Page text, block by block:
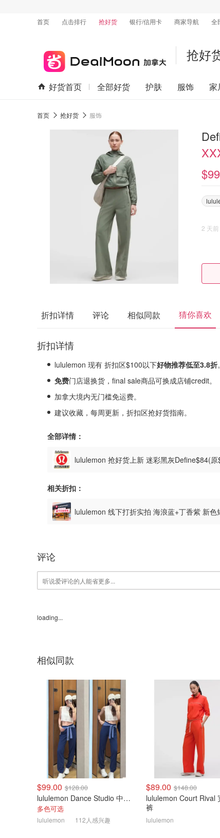
首页
点击排行 抢好货 银行/信用卡 商家导航 全
抢好
好货首页 全部好货 护肤 服饰 家
首页 抢好货 服饰
2 天前
折扣详情 评论 相似同款 猜你喜欢
折扣详情
lululemon 现有 折扣区$100以下好物推荐低至3.8折。
免费门店退换货，final sale商品可换成店铺credit。
加拿大境内无门槛免运费。
建议收藏，每周更新，折扣区抢好货指南。
全部详情：
lululemon 抢好货上新 迷彩黑灰Define$84(原
相关折扣：
lululemon 线下打折实拍 海浪蓝+丁香紫 新色
评论
loading...
相似同款
$99.00 $128.00
lululemon Dance Studio 中腰长裤 女装常规款
多色可选
lululemon 112人感兴趣
$89.00 $148.00
lululemon Court Rival
裤
lululemon